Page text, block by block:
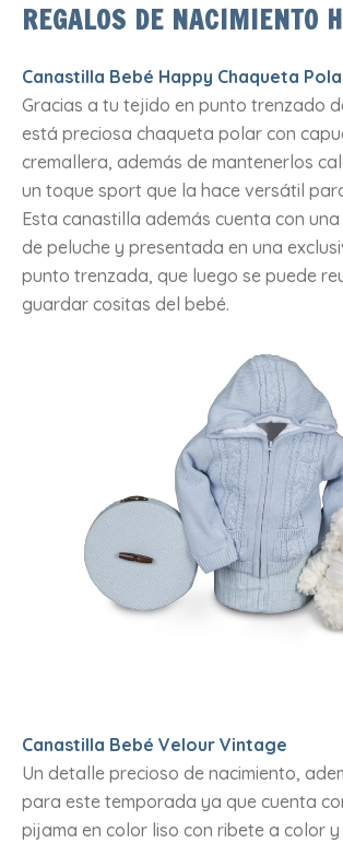
REGALOS DE NACIMIENTO
Canastilla Bebé Happy Chaqueta
Gracias a tu tejido en punto trenzado
está preciosa chaqueta polar con
cremallera, además de mantenerlos
un toque sport que la hace versátil
Esta canastilla además cuenta con
de peluche y presentada en una
punto trenzada, que luego se puede
guardar cositas del bebé.
Canastilla Bebé Velour Vintage
Un detalle precioso de nacimiento,
para este temporada ya que cuenta
pijama en color liso con ribete a color